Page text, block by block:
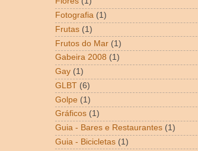
Fotografia (1)
Frutas (1)
Frutos do Mar (1)
Gabeira 2008 (1)
Gay (1)
GLBT (6)
Golpe (1)
Gráficos (1)
Guia - Bares e Restaurantes (1)
Guia - Bicicletas (1)